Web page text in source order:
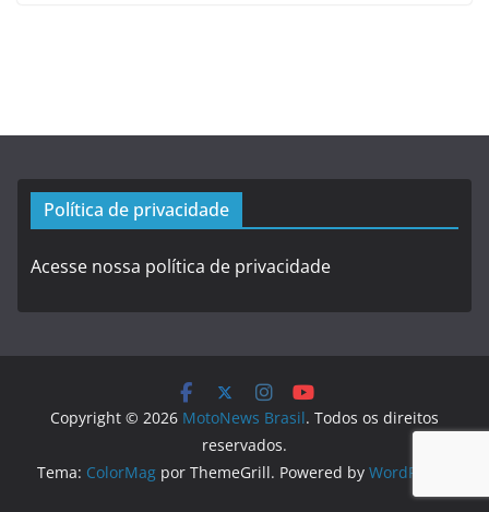
Política de privacidade
Acesse nossa política de privacidade
Copyright © 2026 MotoNews Brasil. Todos os direitos
reservados.
Tema: ColorMag por ThemeGrill. Powered by WordPress